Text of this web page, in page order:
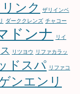
ンク
ザリインベ
ダーククレンズ チャコー
ドンナ リイ
リツヨウ リファカラッ
ドスパ リファコ
ンエンリ